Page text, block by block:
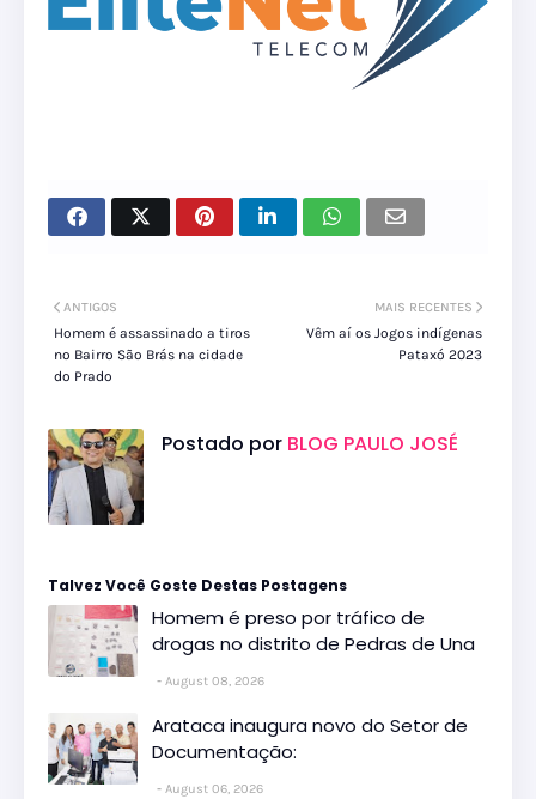
MAIS RECENTES
Vêm aí os Jogos indígenas
Pataxó 2023
ANTIGOS
Homem é assassinado a tiros
no Bairro São Brás na cidade
do Prado
Postado por BLOG PAULO JOSÉ
Talvez Você Goste Destas Postagens
Homem é preso por tráfico de
drogas no distrito de Pedras de Una
August 08, 2026
Arataca inaugura novo do Setor de
Documentação:
August 06, 2026